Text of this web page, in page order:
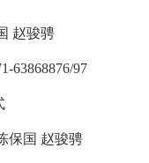
赵骏骋
63868876/97
保国 赵骏骋